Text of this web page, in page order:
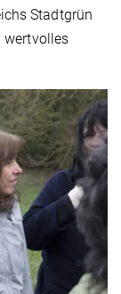
Stadtgrün
wertvolles